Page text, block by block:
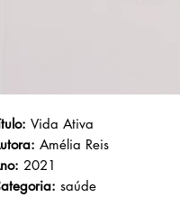
Vida Ativa
Amélia Reis
2021
saúde